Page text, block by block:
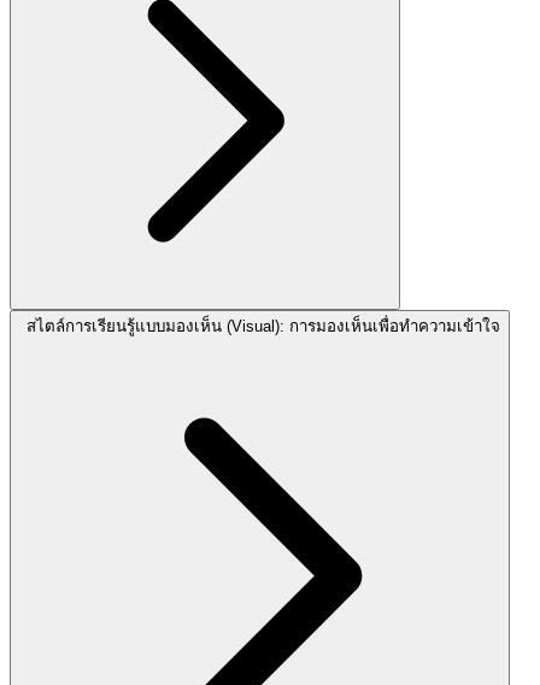
สไตล์การเรียนรู้แบบมองเห็น (Visual): การมองเห็นเพื่อทำความเข้าใจ